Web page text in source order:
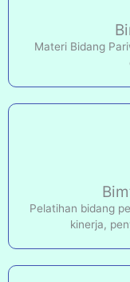
Materi Bidang
Pelatihan bidang
kinerja,